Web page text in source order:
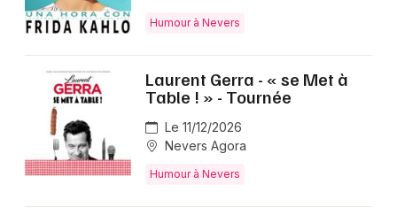
Humour à Nevers
Laurent Gerra - « se Met à
Table ! » - Tournée
Le 11/12/2026
Nevers Agora
Humour à Nevers